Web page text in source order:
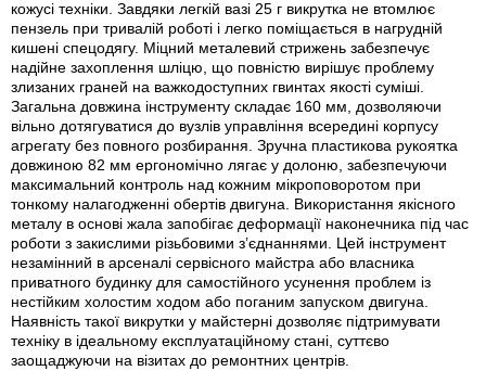
кожусі техніки. Завдяки легкій вазі 25 г викрутка не втомлює
пензель при тривалій роботі і легко поміщається в нагрудній
кишені спецодягу. Міцний металевий стрижень забезпечує
надійне захоплення шліцю, що повністю вирішує проблему
злизаних граней на важкодоступних гвинтах якості суміші.
Загальна довжина інструменту складає 160 мм, дозволяючи
вільно дотягуватися до вузлів управління всередині корпусу
агрегату без повного розбирання. Зручна пластикова рукоятка
довжиною 82 мм ергономічно лягає у долоню, забезпечуючи
максимальний контроль над кожним мікроповоротом при
тонкому налагодженні обертів двигуна. Використання якісного
металу в основі жала запобігає деформації наконечника під час
роботи з закислими різьбовими з’єднаннями. Цей інструмент
незамінний в арсеналі сервісного майстра або власника
приватного будинку для самостійного усунення проблем із
нестійким холостим ходом або поганим запуском двигуна.
Наявність такої викрутки у майстерні дозволяє підтримувати
техніку в ідеальному експлуатаційному стані, суттєво
заощаджуючи на візитах до ремонтних центрів.